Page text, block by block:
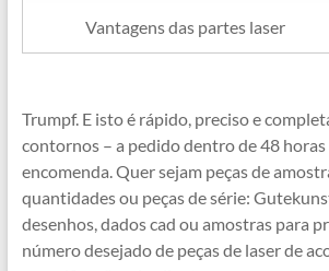
Vantagens das partes laser
Trumpf. E isto é rápido, preciso e
contornos – a pedido dentro de 48 horas
encomenda. Quer sejam peças de
quantidades ou peças de série:
desenhos, dados cad ou amostras para
número desejado de peças de laser de